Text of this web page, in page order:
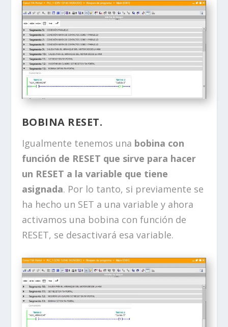
BOBINA RESET.
Igualmente tenemos una bobina con
función de RESET que sirve para hacer
un RESET a la variable que tiene
asignada. Por lo tanto, si previamente se
ha hecho un SET a una variable y ahora
activamos una bobina con función de
RESET, se desactivará esa variable.